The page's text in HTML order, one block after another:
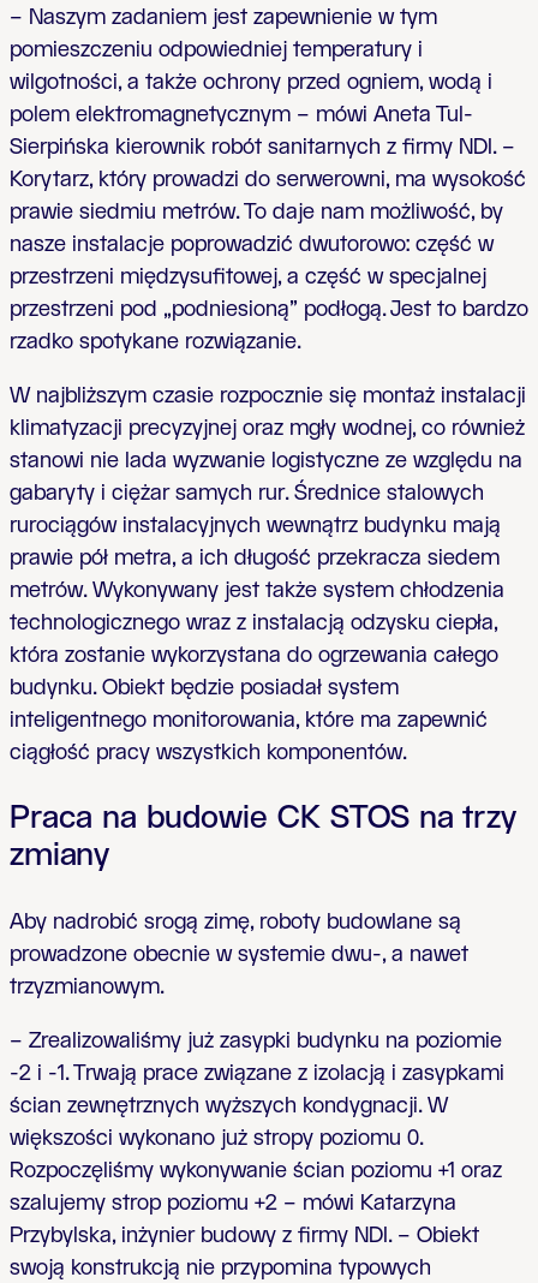
– Naszym zadaniem jest zapewnienie w tym
pomieszczeniu odpowiedniej temperatury i
wilgotności, a także ochrony przed ogniem, wodą i
polem elektromagnetycznym – mówi Aneta Tul-
Sierpińska kierownik robót sanitarnych z firmy NDI. –
Korytarz, który prowadzi do serwerowni, ma wysokość
prawie siedmiu metrów. To daje nam możliwość, by
nasze instalacje poprowadzić dwutorowo: część w
przestrzeni międzysufitowej, a część w specjalnej
przestrzeni pod „podniesioną” podłogą. Jest to bardzo
rzadko spotykane rozwiązanie.
W najbliższym czasie rozpocznie się montaż instalacji
klimatyzacji precyzyjnej oraz mgły wodnej, co również
stanowi nie lada wyzwanie logistyczne ze względu na
gabaryty i ciężar samych rur. Średnice stalowych
rurociągów instalacyjnych wewnątrz budynku mają
prawie pół metra, a ich długość przekracza siedem
metrów. Wykonywany jest także system chłodzenia
technologicznego wraz z instalacją odzysku ciepła,
która zostanie wykorzystana do ogrzewania całego
budynku. Obiekt będzie posiadał system
inteligentnego monitorowania, które ma zapewnić
ciągłość pracy wszystkich komponentów.
Praca na budowie CK STOS na trzy
zmiany
Aby nadrobić srogą zimę, roboty budowlane są
prowadzone obecnie w systemie dwu-, a nawet
trzyzmianowym.
– Zrealizowaliśmy już zasypki budynku na poziomie
-2 i -1. Trwają prace związane z izolacją i zasypkami
ścian zewnętrznych wyższych kondygnacji. W
większości wykonano już stropy poziomu 0.
Rozpoczęliśmy wykonywanie ścian poziomu +1 oraz
szalujemy strop poziomu +2 – mówi Katarzyna
Przybylska, inżynier budowy z firmy NDI. – Obiekt
swoją konstrukcją nie przypomina typowych